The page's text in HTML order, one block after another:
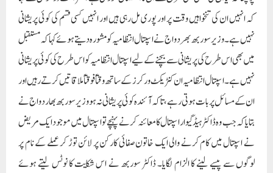
کہ انہیں ان کی تنخواہیں وقت پر اور پوری مل رہی ہیں اور انہیں کسی قسم کی کوئی پریشانی
نہیں ہے۔وزیر سوربھ بھردواج نے اسپتال انتظامیہ کو مشورہ دیتے ہوئے کہا کہ مستقبل
میں بھی اس طرح کی پریشانی سے بچنے کے لیے اسپتال انتظامیہ کو اس طرح کی کوئی پریشانی
نہیں ہے۔ اسپتال انتظامیہ ان کنٹریکٹ ورکرز کے ساتھ وقتاً فوقتاً ملاقاتیں کرتے رہیں اور
ان کے مسائل پر بات ہوتی رہے، تاکہ آئندہ کوئی پریشانی نہ ہو وزیر سوربھ بھاردواج نے
بتایا کہ جب وہ ڈاکٹر ہیڈگیوار اسپتال کا معائنہ کرنے پہنچے تو اسپتال میں موجود ایک مریض
نے اسپتال میں کام کرنے والی ایک خاتون صفائی کارکن پر لائن توڑ کر عملے کے نام پر
لوگوں سے پیسے لینے کا الزام لگایا۔ ڈاکٹر سوربھ نے اس شکایت کا نوٹس لیتے ہوئے